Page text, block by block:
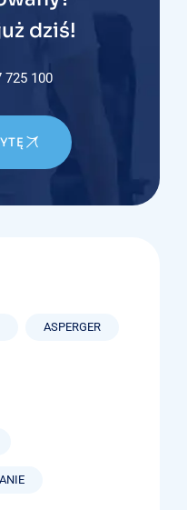
dziś!
725 100
ASPERGER